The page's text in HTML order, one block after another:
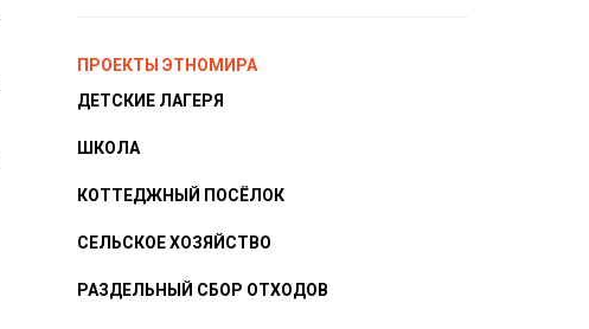
ПРОЕКТЫ ЭТНОМИРА
ДЕТСКИЕ ЛАГЕРЯ
ШКОЛА
КОТТЕДЖНЫЙ ПОСЁЛОК
СЕЛЬСКОЕ ХОЗЯЙСТВО
РАЗДЕЛЬНЫЙ СБОР ОТХОДОВ